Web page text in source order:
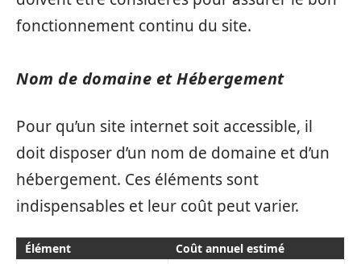
fonctionnement continu du site.
Nom de domaine et Hébergement
Pour qu’un site internet soit accessible, il
doit disposer d’un nom de domaine et d’un
hébergement. Ces éléments sont
indispensables et leur coût peut varier.
Élément Coût annuel estimé